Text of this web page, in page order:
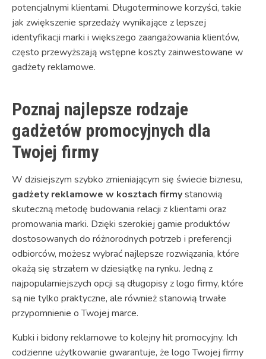
potencjalnymi klientami. Długoterminowe korzyści, takie
jak zwiększenie sprzedaży wynikające z lepszej
identyfikacji marki i większego zaangażowania klientów,
często przewyższają wstępne koszty zainwestowane w
gadżety reklamowe.
Poznaj najlepsze rodzaje
gadżetów promocyjnych dla
Twojej firmy
W dzisiejszym szybko zmieniającym się świecie biznesu,
gadżety reklamowe w kosztach firmystanowią
skuteczną metodę budowania relacji z klientami oraz
promowania marki. Dzięki szerokiej gamie produktów
dostosowanych do różnorodnych potrzeb i preferencji
odbiorców, możesz wybrać najlepsze rozwiązania, które
okażą się strzałem w dziesiątkę na rynku. Jedną z
najpopularniejszych opcji są długopisy z logo firmy, które
są nie tylko praktyczne, ale również stanowią trwałe
przypomnienie o Twojej marce.
Kubki i bidony reklamowe to kolejny hit promocyjny. Ich
codzienne użytkowanie gwarantuje, że logo Twojej firmy